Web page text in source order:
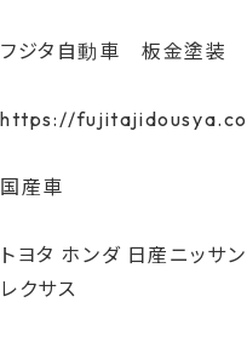
フジタ自動車 板金塗装
https://
国産車
トヨタ ホンダ 日産ニッサ
レクサス